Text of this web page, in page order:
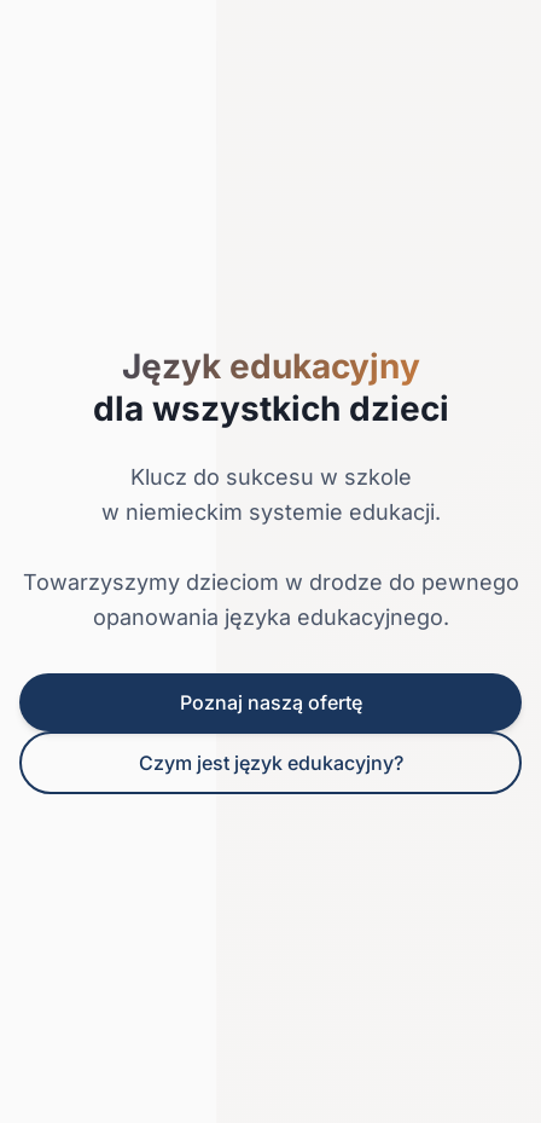
Język edukacyjny
dla wszystkich dzieci
Klucz do sukcesu w szkole
w niemieckim systemie edukacji.
Towarzyszymy dzieciom w drodze do pewnego
opanowania języka edukacyjnego.
Poznaj naszą ofertę
Czym jest język edukacyjny?